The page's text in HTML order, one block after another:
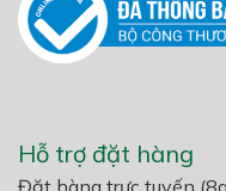
Hỗ trợ đặt hàng